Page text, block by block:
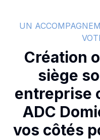
UN
Création
siège
entreprise
ADC
vos côtés